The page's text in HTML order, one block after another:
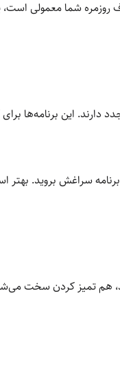
روزمره شما معمولی
این برنامه‌ها برای
سراغش بروید. بهتر
هم تمیز کردن سخت